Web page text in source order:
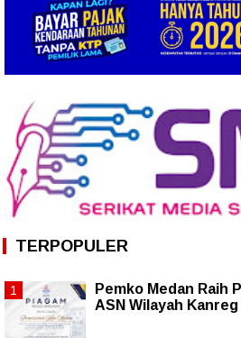
TERPOPULER
Pemko Medan Raih
ASN Wilayah Kanreg